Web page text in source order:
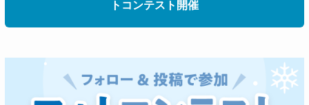
トコンテスト開催